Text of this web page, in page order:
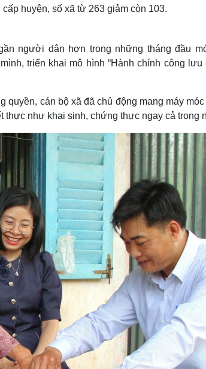
huyện, số xã từ 263 giảm còn 103.
người dân hơn trong những tháng đầu
triển khai mô hình “Hành chính công lưu
cán bộ xã đã chủ động mang máy
thực như khai sinh, chứng thực ngay cả trong